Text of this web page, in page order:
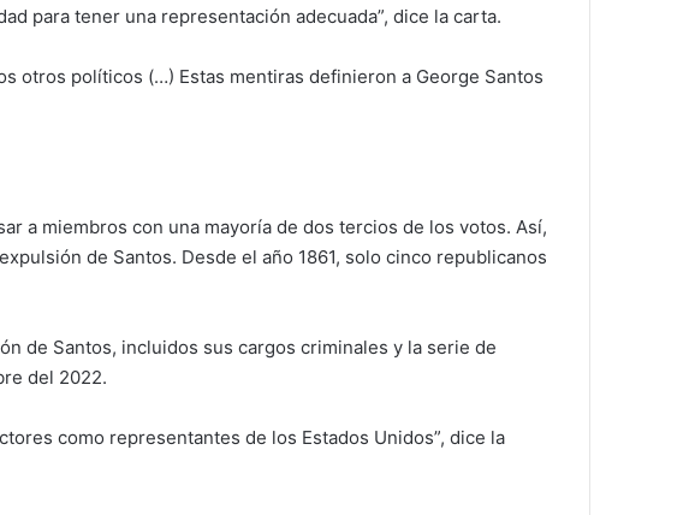
para tener una representación adecuada”, dice la carta.
otros políticos (…) Estas mentiras definieron a George Santos
a miembros con una mayoría de dos tercios de los votos. Así,
de Santos. Desde el año 1861, solo cinco republicanos
de Santos, incluidos sus cargos criminales y la serie de
del 2022.
como representantes de los Estados Unidos”, dice la